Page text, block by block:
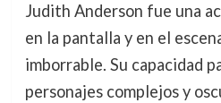
Judith Anderson fue una
en la pantalla y en el
imborrable. Su capacidad
personajes complejos y